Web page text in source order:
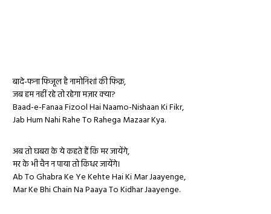
बादे-फना फिजूल है नामोनिशां की फिक्र,
जब हम नहीं रहे तो रहेगा मज़ार क्या?
Baad-e-Fanaa Fizool Hai Naamo-Nishaan Ki Fikr,
Jab Hum Nahi Rahe To Rahega Mazaar Kya.
अब तो घबरा के ये कहते हैं कि मर जायेंगे,
मर के भी चैन न पाया तो किधर जायेंगे।
Ab To Ghabra Ke Ye Kehte Hai Ki Mar Jaayenge,
Mar Ke Bhi Chain Na Paaya To Kidhar Jaayenge.